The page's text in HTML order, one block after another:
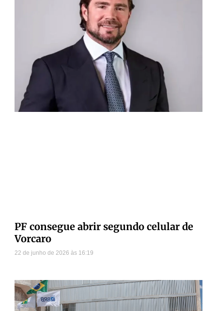
PF consegue abrir segundo celular de
Vorcaro
22 de junho de 2026 16:19